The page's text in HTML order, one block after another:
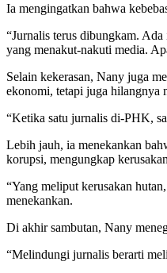
Ia mengingatkan bahwa
“Jurnalis terus dibungkam.
yang menakut-nakuti media.
Selain kekerasan, Nany juga
ekonomi, tetapi juga hilangnya
“Ketika satu jurnalis di-PHK,
Lebih jauh, ia menekankan
korupsi, mengungkap
“Yang meliput kerusakan
menekankan.
Di akhir sambutan, Nany
“Melindungi jurnalis berarti